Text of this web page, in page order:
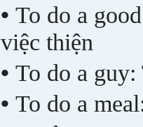
• To do a
việc thiện
• To do a
• To do a